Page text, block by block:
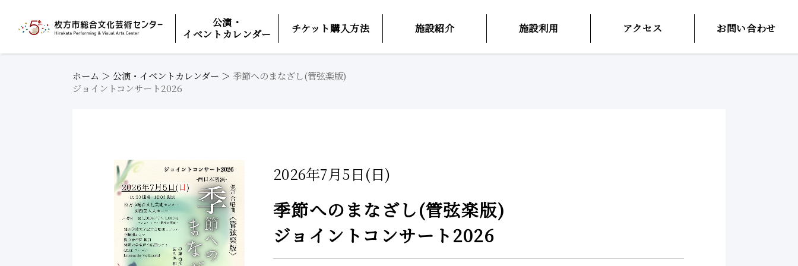
公演・
イベントカレンダー
チケット購入方法 施設紹介 施設利用 アクセス お問い合わせ
ホーム ＞ 公演・イベントカレンダー ＞ 季節へのまなざし(管弦楽版)
ジョイントコンサート2026
2026年7月5日(日)
季節へのまなざし(管弦楽版)
ジョイントコンサート2026